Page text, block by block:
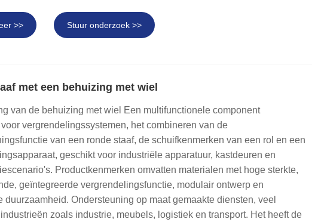
>> Stuur onderzoek >>
met een behuizing met wiel
van de behuizing met wiel Een multifunctionele component
vergrendelingssystemen, het combineren van de
van een ronde staaf, de schuifkenmerken van een rol en een
geschikt voor industriële apparatuur, kastdeuren en
Productkenmerken omvatten materialen met hoge sterkte,
geïntegreerde vergrendelingsfunctie, modulair ontwerp en
duurzaamheid. Ondersteuning op maat gemaakte diensten, veel
zoals industrie, meubels, logistiek en transport. Het heeft de